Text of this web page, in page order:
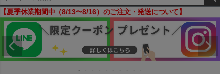
【夏季休業期間中（8/13〜8/16）のご注文・発送について】